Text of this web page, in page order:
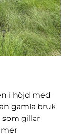
i höjd med
gamla bruk
som gillar